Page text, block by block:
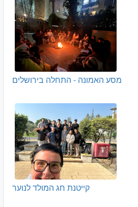
מסע האמונה - התחלה בירושלים
קייטנת חג המולד לנוער